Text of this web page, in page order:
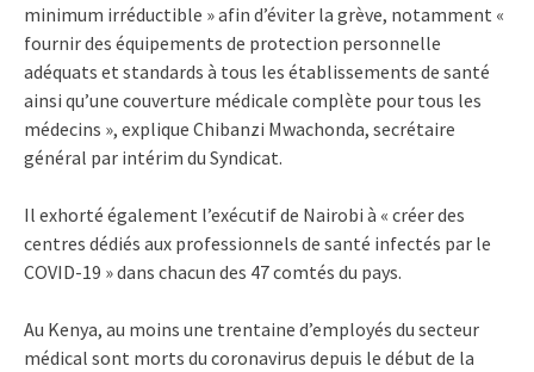
minimum irréductible » afin d’éviter la grève, notamment «
fournir des équipements de protection personnelle
adéquats et standards à tous les établissements de santé
ainsi qu’une couverture médicale complète pour tous les
médecins », explique Chibanzi Mwachonda, secrétaire
général par intérim du Syndicat.
Il exhorté également l’exécutif de Nairobi à « créer des
centres dédiés aux professionnels de santé infectés par le
COVID-19 » dans chacun des 47 comtés du pays.
Au Kenya, au moins une trentaine d’employés du secteur
médical sont morts du coronavirus depuis le début de la